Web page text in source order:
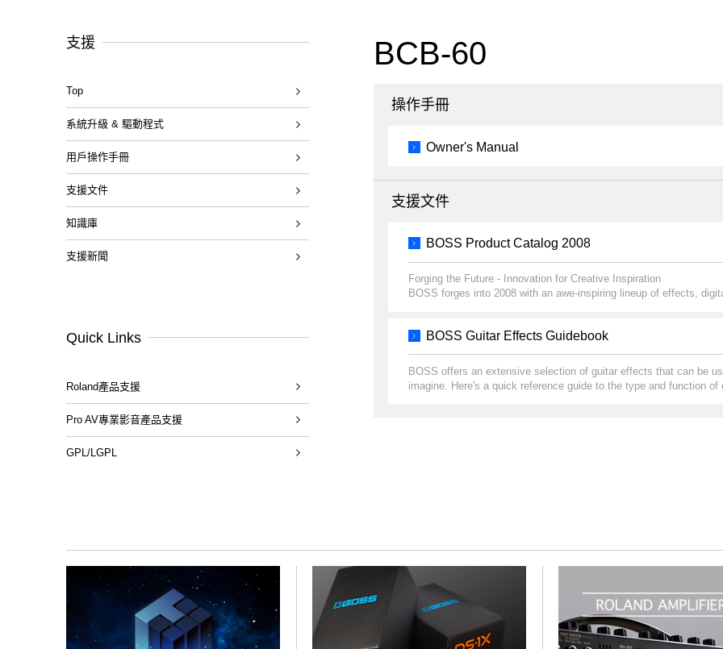
BCB-60
操作手冊
Owner's Manual
支援文件
BOSS Product Catalog 2008
Forging the Future - Innovation for Creative Inspiration
BOSS forges into 2008 with an awe-inspiring lineup of effects,
BOSS Guitar Effects Guidebook
BOSS offers an extensive selection of guitar effects that can be
imagine. Here's a quick reference guide to the type and function of
支援
Top
系統升級 & 驅動程式
用戶操作手冊
支援文件
知識庫
支援新聞
Quick Links
Roland產品支援
Pro AV專業影音產品支援
GPL/LGPL